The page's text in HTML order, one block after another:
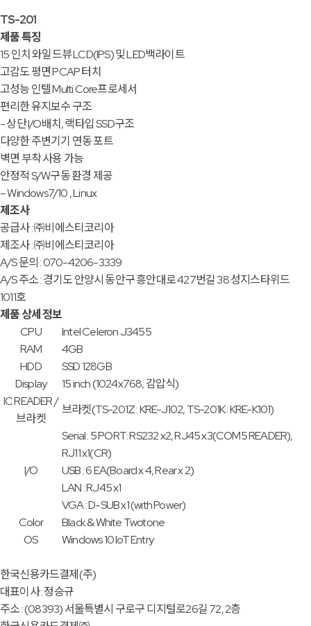
TS-201
제품 특징
15 인치 와일드뷰 LCD(IPS) 및 LED백라이트
고감도 평면 PCAP 터치
고성능 인텔 Multi Core프로세서
편리한 유지보수 구조
- 상단 I/O배치, 랙타입 SSD구조
다양한 주변기기 연동 포트
벽면 부착 사용 가능
안정적 S/W구동 환경 제공
– Windows7/10 , Linux
제조사
공급사 : ㈜비에스티코리아
제조사 : ㈜비에스티코리아
A/S 문의 : 070-4206-3339
A/S 주소 : 경기도 안양시 동안구 흥안대로 427번길 38 성지스타위드
1011호
제품 상세 정보
CPU
Intel Celeron J3455
RAM
4GB
HDD
SSD 128GB
Display
15 inch (1024x768, 감압식)
IC READER /
브라켓
브라켓(TS-201Z : KRE-J102, TS-201K : KRE-K101)
I/O
Serial : 5 PORT: RS232 x2, RJ45 x3(COM5 READER),
RJ11 x1(CR)
USB : 6 EA(Board x 4, Rear x 2)
LAN : RJ45 x1
VGA : D-SUB x1 (with Power)
Color
Black & White Twotone
OS
Windows 10 IoT Entry
한국신용카드결제(주)
대표이사 : 정승규
주소 : (08393) 서울특별시 구로구 디지털로26길 72, 2층